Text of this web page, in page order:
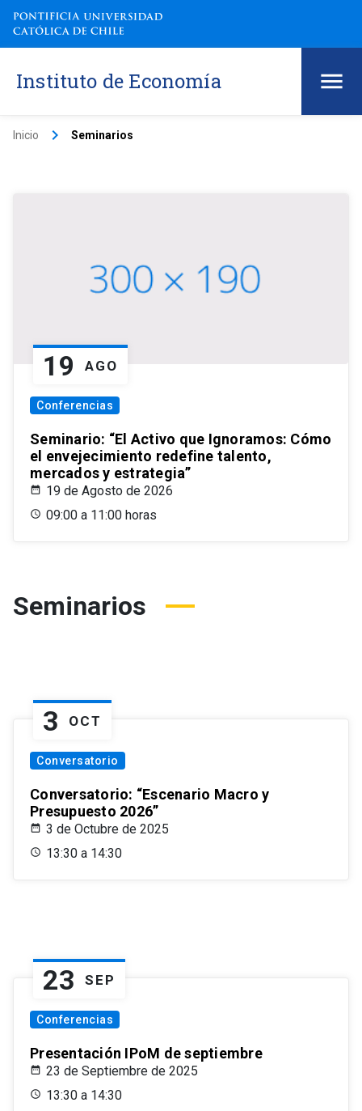
Instituto de Economía
Inicio keyboard_arrow_right Seminarios
19 AGO
Conferencias
Seminario: “El Activo que Ignoramos: Cómo
el envejecimiento redefine talento,
mercados y estrategia”
19 de Agosto de 2026
09:00 a 11:00 horas
Seminarios
3 OCT
Conversatorio
Conversatorio: “Escenario Macro y
Presupuesto 2026”
3 de Octubre de 2025
13:30 a 14:30
23 SEP
Conferencias
Presentación IPoM de septiembre
23 de Septiembre de 2025
13:30 a 14:30